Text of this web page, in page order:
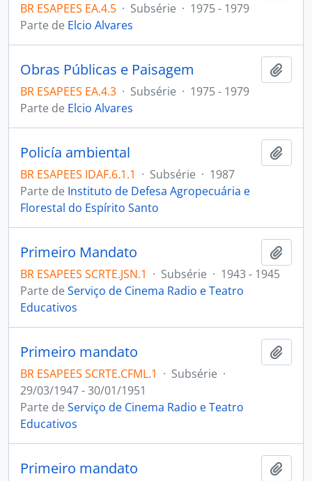
BR ESAPEES EA.4.5 · Subsérie · 1975 - 1979
Parte de Elcio Alvares
Obras Públicas e Paisagem
BR ESAPEES EA.4.3 · Subsérie · 1975 - 1979
Parte de Elcio Alvares
Policía ambiental
BR ESAPEES IDAF.6.1.1 · Subsérie · 1987
Parte de Instituto de Defesa Agropecuária e
Florestal do Espírito Santo
Primeiro Mandato
BR ESAPEES SCRTE.JSN.1 · Subsérie · 1943 - 1945
Parte de Serviço de Cinema Radio e Teatro
Educativos
Primeiro mandato
BR ESAPEES SCRTE.CFML.1 · Subsérie ·
29/03/1947 - 30/01/1951
Parte de Serviço de Cinema Radio e Teatro
Educativos
Primeiro mandato